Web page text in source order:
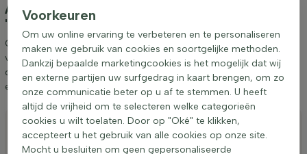
Aanplanten & verzorging Fraxinus americana
'Skyline' hoogstam 10/12
Graag geven wij een aantal tips betreffende het aanplanten en
verzorgen van Fraxinus americana 'Skyline' hoogstam 10/12. Door
deze tips op te volgen weet u zeker dat u lang van Amerikaanse
es kunt genieten.
Aanplanten
Snoeien
Voorkeuren
Om uw online ervaring te verbeteren en te personaliseren
maken we gebruik van cookies en soortgelijke methoden.
Dankzij bepaalde marketingcookies is het mogelijk dat wij
en externe partijen uw surfgedrag in kaart brengen, om zo
onze communicatie beter op u af te stemmen. U heeft
altijd de vrijheid om te selecteren welke categorieën
cookies u wilt toelaten. Door op "Oké" te klikken,
accepteert u het gebruik van alle cookies op onze site.
Mocht u besluiten om geen gepersonaliseerde